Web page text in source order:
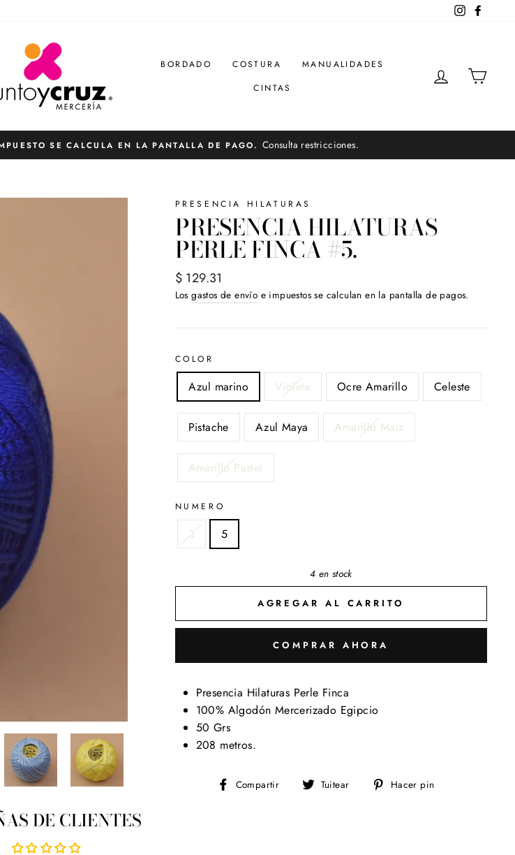
Instagram
BORDADO COSTURA
MANUALIDADES
CINTAS
INGRESAR
diapositivas
SE CALCULA EN LA PANTALLA DE PAGO. Consulta restricciones.
PRESENCIA HILATURAS
PRESENCIA HILATURAS
PERLE FINCA #5.
Precio
habitual
$ 129.31
Losgastos de envío e impuestos se calculan en la pantalla de pagos.
COLOR
Azul marino Violeta Ocre Amarillo Celeste
Pistache Azul Maya Amarillo Maiz
Amarillo Pastel
NUMERO
3 5
4 en stock
AGREGAR AL CARRITO
COMPRAR AHORA
Presencia Hilaturas Perle Finca
100% Algodón Mercerizado Egipcio
50 Grs
208 metros.
Compartir
Compartir
Tuitear
TuitearHacer pin
DE CLIENTES